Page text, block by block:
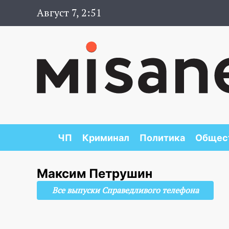
Август 7, 2:51
ЧП Криминал Политика
Максим Петрушин
Все выпуски Справедливого телефона